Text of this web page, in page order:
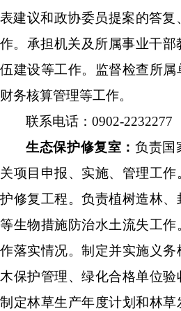
表建议和政协委员提案的答复
作。 承担机关及所属事业干部
伍建设等工作。
监督检查所
财务核算管理等工作。
联系电话：0902-2232277
生态保护修复室 ：负责国
关项目 申报、 实施、管理工作
护修复工程。 负责植树造林、
等生物措施防治水土流失工作
作落实情况。 制定并实施 义务
木保护管理、绿化合格单位验
制 定林草生产年度计划和林